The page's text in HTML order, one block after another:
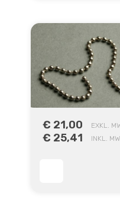
€ 21,00 EXKL.
€ 25,41 INKL.